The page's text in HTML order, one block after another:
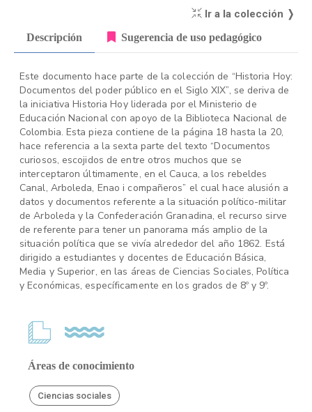
Ir a la colección ❭
Descripción Sugerencia de uso pedagógico
Este documento hace parte de la colección de “Historia Hoy:
Documentos del poder público en el Siglo XIX”, se deriva de
la iniciativa Historia Hoy liderada por el Ministerio de
Educación Nacional con apoyo de la Biblioteca Nacional de
Colombia. Esta pieza contiene de la página 18 hasta la 20,
hace referencia a la sexta parte del texto “Documentos
curiosos, escojidos de entre otros muchos que se
interceptaron últimamente, en el Cauca, a los rebeldes
Canal, Arboleda, Enao i compañeros” el cual hace alusión a
datos y documentos referente a la situación político-militar
de Arboleda y la Confederación Granadina, el recurso sirve
de referente para tener un panorama más amplio de la
situación política que se vivía alrededor del año 1862. Está
dirigido a estudiantes y docentes de Educación Básica,
Media y Superior, en las áreas de Ciencias Sociales, Política
y Económicas, específicamente en los grados de 8º y 9º.
Áreas de conocimiento
Ciencias sociales